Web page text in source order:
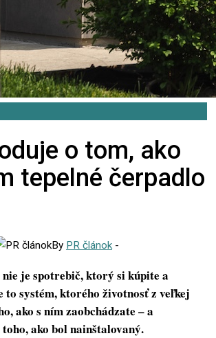
o tom, ako
tepelné čerpadlo
By PR článok -
je spotrebič, ktorý si kúpite a
to systém, ktorého životnosť z veľkej
ako s ním zaobchádzate – a
ako bol nainštalovaný.